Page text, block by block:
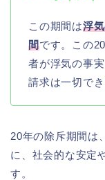
この期間は浮
間です。この
者が浮気の事
請求は一切で
20年の除斥期間は
に、社会的な安定
す。